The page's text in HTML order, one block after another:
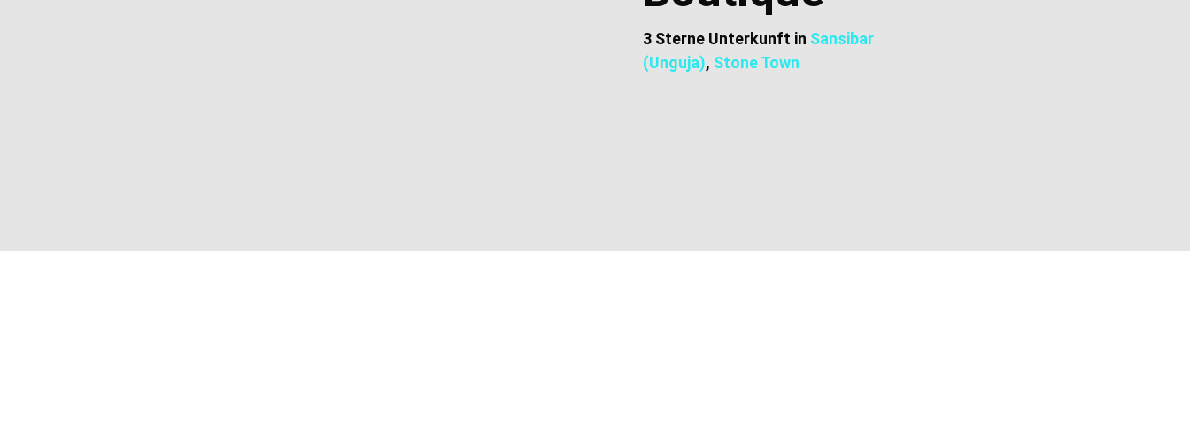
3 Sterne Unterkunft in Sansibar
(Unguja), Stone Town